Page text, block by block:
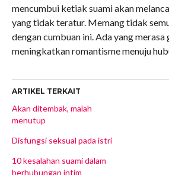
mencumbui ketiak suami akan
yang tidak teratur. Memang tidak
dengan cumbuan ini. Ada yang
meningkatkan romantisme menuju
ARTIKEL TERKAIT
Akan ditembak, malah
menutup
Disfungsi seksual pada istri
10 kesalahan suami dalam
berhubungan intim